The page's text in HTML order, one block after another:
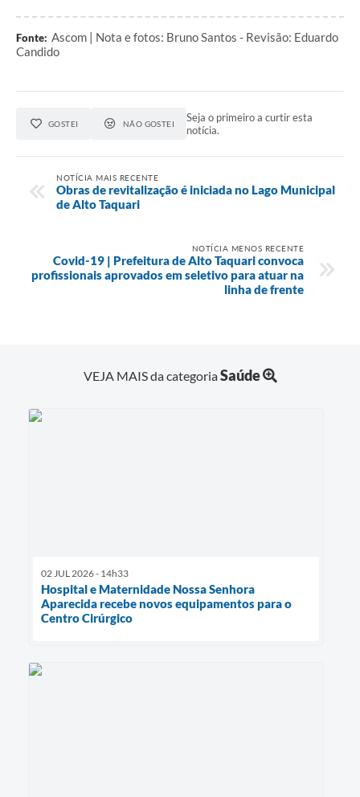
Fonte: Ascom | Nota e fotos: Bruno Santos - Revisão: Eduardo
Candido
GOSTEI NÃO GOSTEI
Seja o primeiro a curtir esta
notícia.
NOTÍCIA MAIS RECENTE
Obras de revitalização é iniciada no Lago Municipal
de Alto Taquari
NOTÍCIA MENOS RECENTE
Covid-19 | Prefeitura de Alto Taquari convoca
profissionais aprovados em seletivo para atuar na
linha de frente
VEJA MAIS da categoriaSaúde
02 JUL 2026 - 14h33
Hospital e Maternidade Nossa Senhora
Aparecida recebe novos equipamentos para o
Centro Cirúrgico